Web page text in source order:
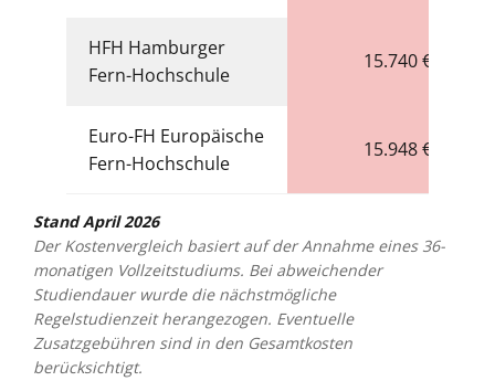
HFH Hamburger
Fern-Hochschule
15.740 €
Euro-FH Europäische
Fern-Hochschule
15.948 €
Stand April 2026
Der Kostenvergleich basiert auf der Annahme eines 36-
monatigen Vollzeitstudiums. Bei abweichender
Studiendauer wurde die nächstmögliche
Regelstudienzeit herangezogen. Eventuelle
Zusatzgebühren sind in den Gesamtkosten
berücksichtigt.